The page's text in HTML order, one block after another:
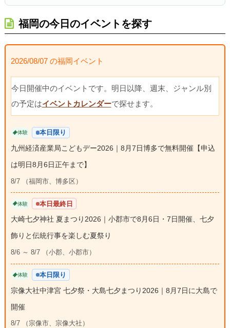
福岡の今日のイベントを探す
2026/08/07 の福岡イベント
今日開催中のイベントです。明日以降、週末、ジャンル別
の予定はイベントカレンダーで探せます。
体験 本日限り
九州経済産業局こどもデー2026｜8月7日博多で無料開催【申込
は明日8月6日正午まで】
8/7 （福岡市、博多区）
体験 本日最終日
大崎七夕神社 夏まつり2026｜小郡市で8月6日・7日開催、七夕
飾りと伝統行事を楽しむ夏祭り
8/6 ～ 8/7 （小郡、小郡市）
体験 本日限り
宗像大社中津宮 七夕祭・大島七夕まつり2026｜8月7日に大島で
開催
8/7 （宗像市、宗像大社）